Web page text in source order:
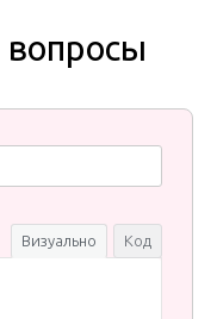
Визуально Код